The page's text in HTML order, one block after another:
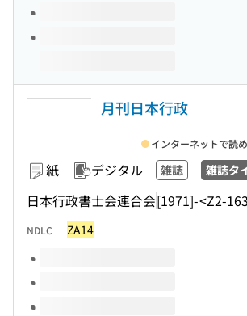
月刊日本行政
紙 デジタル 雑誌 雑誌タ
日本行政書士会連合会[1971]-<Z2-
インターネットで読
NDLC ZA14
このタイトルの巻号